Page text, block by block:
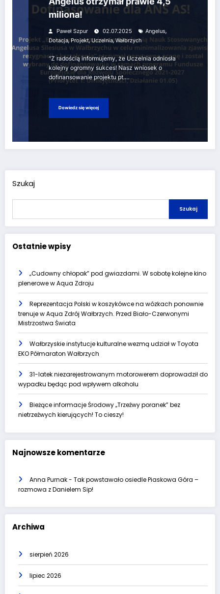
miliona!
Paweł Szpur 02.07.2025 Angelus,
Dotacja,Projekt,Uczelnia,Wałbrzych
"Z radością informujemy, że Uczelnia odniosła
kolejny ogromny sukces! Nasz wniosek o
dofinansowanie projektu pt.…
Dowiedz się więcej
Szukaj
Szukaj
Ostatnie wpisy
„Cudowny chłopak” pod gwiazdami. W sobotę kolejne kino
plenerowe w Aqua Zdroju
Reprezentacja Polski w koszykówce na wózkach ponownie
trenuje w Aqua Zdrój Wałbrzych. Przed Biało-Czerwonymi
Mistrzostwa Świata
Wałbrzyskie instytucje kulturalne wezmą udział w Toyota
EKO Półmaraton Wałbrzych
31-latek niezarejestrowanym motorowerem doprowadził do
wypadku będąc pod wpływem alkoholu
Bieżące informacje Środowy „Trzeźwy poranek” bez
nietrzeźwych kierujących! To cieszy!
Najnowsze komentarze
Anna Purnak- Tak powstawało osiedle Piaskowa Góra –
rozmowa z Danielem Sip!
Archiwa
sierpień 2026
lipiec 2026